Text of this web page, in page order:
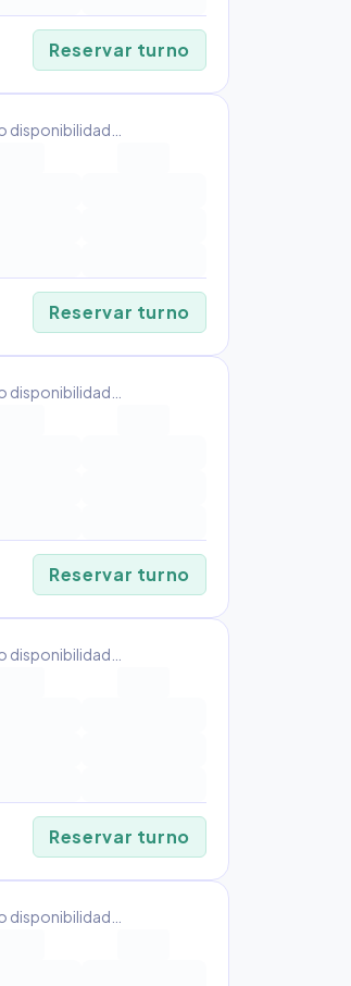
Reservar turno
disponibilidad…
Reservar turno
disponibilidad…
Reservar turno
disponibilidad…
Reservar turno
disponibilidad…